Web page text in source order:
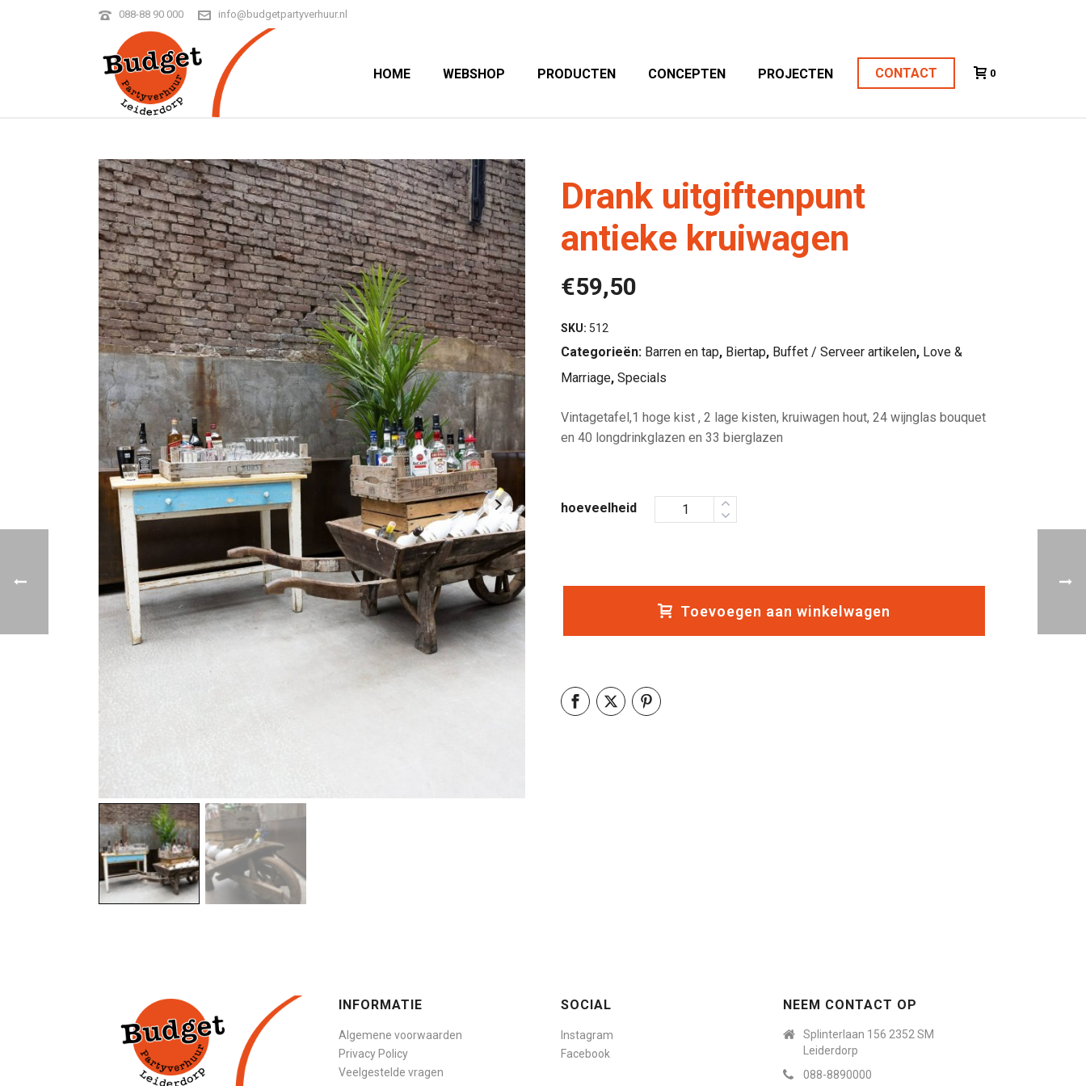
088-88 90 000 info@budgetpartyverhuur.nl
HOME WEBSHOP PRODUCTEN CONCEPTEN PROJECTEN CONTACT 0
Drank uitgiftenpunt
antieke kruiwagen
€59,50
SKU: 512
Categorieën: Barren en tap, Biertap, Buffet / Serveer artikelen, Love &
Marriage, Specials
Vintagetafel,1 hoge kist , 2 lage kisten, kruiwagen hout, 24 wijnglas bouquet
en 40 longdrinkglazen en 33 bierglazen
hoeveelheid
Toevoegen aan winkelwagen
INFORMATIE
Algemene voorwaarden
Privacy Policy
Veelgestelde vragen
SOCIAL
Instagram
Facebook
NEEM CONTACT OP
Splinterlaan 156 2352 SM
Leiderdorp
088-8890000